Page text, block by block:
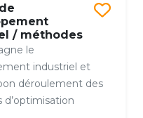
/ méthodes
le
industriel et
déroulement des
d’optimisation